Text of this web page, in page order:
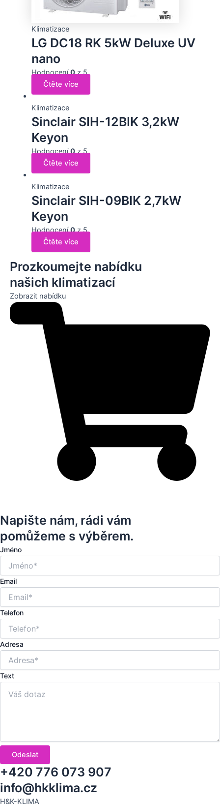
Klimatizace
LG DC18 RK 5kW Deluxe UV
nano
Hodnocení0z 5
Čtěte více
Klimatizace
Sinclair SIH-12BIK 3,2kW
Keyon
Hodnocení0z 5
Čtěte více
Klimatizace
Sinclair SIH-09BIK 2,7kW
Keyon
Hodnocení0z 5
Čtěte více
Prozkoumejte nabídku
našich klimatizací
Zobrazit nabídku
Napište nám, rádi vám
pomůžeme s výběrem.
Jméno
Email
Telefon
Adresa
Text
Odeslat
+420 776 073 907
info@hkklima.cz
H&K-KLIMA